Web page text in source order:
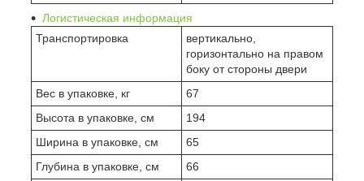
Логистическая информация
Транспортировка
вертикально,
горизонтально на правом
боку от стороны двери
Вес в упаковке, кг
67
Высота в упаковке, см
194
Ширина в упаковке, см
65
Глубина в упаковке, см
66